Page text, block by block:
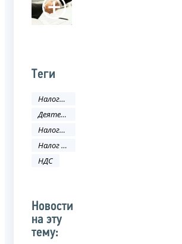
Теги
Налоги и сборы
Деятельность ФНС
Налоговое законодательство
Налог на добавленную стоимость
НДС
Новости
на эту
тему: